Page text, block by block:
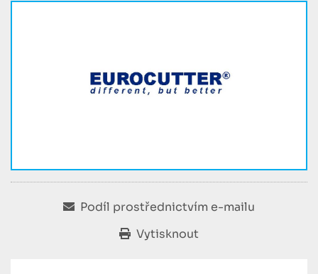
Podíl prostřednictvím e-mailu
Vytisknout